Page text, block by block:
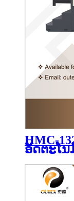
HMC-
ອັດຕະໂນ